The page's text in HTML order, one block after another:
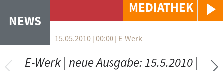
MEDIATHEK
NEWS
VERTIKALE REITER
15.05.2010 | 00:00 | E-Werk
E-Werk | neue Ausgabe: 15.5.2010 |